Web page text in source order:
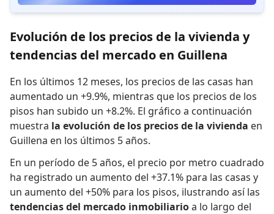
Evolución de los precios de la vivienda y
tendencias del mercado en Guillena
En los últimos 12 meses, los precios de las casas han
aumentado un +9.9%, mientras que los precios de los
pisos han subido un +8.2%. El gráfico a continuación
muestra la evolución de los precios de la vivienda en
Guillena en los últimos 5 años.
En un período de 5 años, el precio por metro cuadrado
ha registrado un aumento del +37.1% para las casas y
un aumento del +50% para los pisos, ilustrando así las
tendencias del mercado inmobiliarioa lo largo del